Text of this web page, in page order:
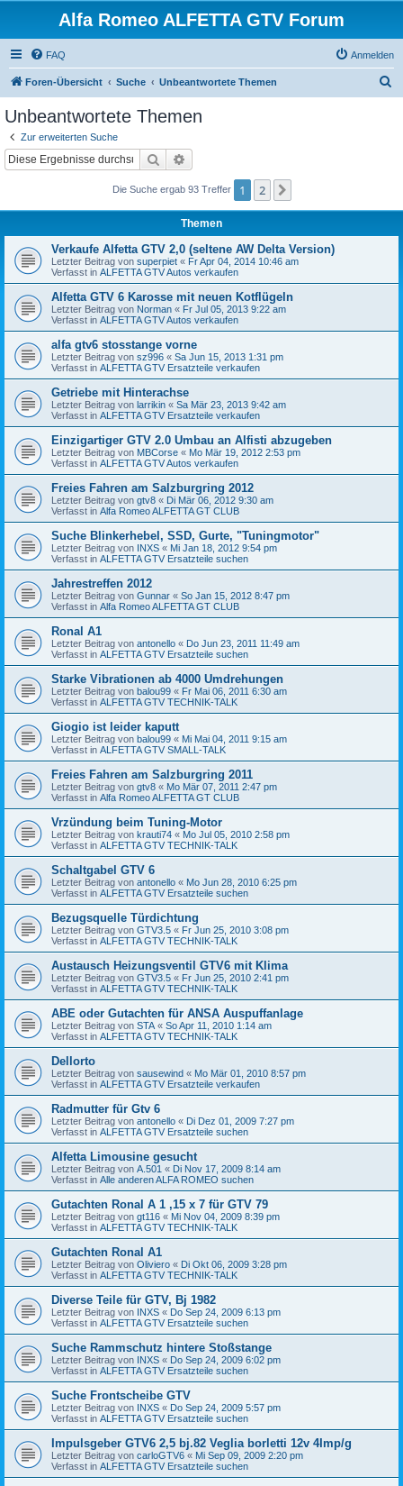
Alfa Romeo ALFETTA GTV Forum
FAQ Anmelden
Foren-Übersicht Suche Unbeantwortete Themen
Unbeantwortete Themen
Zur erweiterten Suche
Suche
Die Suche ergab 93 Treffer 1 2
Themen
Verkaufe Alfetta GTV 2,0 (seltene AW Delta Version)
Letzter Beitrag von superpiet « Fr Apr 04, 2014 10:46 am
Verfasst in ALFETTA GTV Autos verkaufen
Alfetta GTV 6 Karosse mit neuen Kotflügeln
Letzter Beitrag von Norman « Fr Jul 05, 2013 9:22 am
Verfasst in ALFETTA GTV Autos verkaufen
alfa gtv6 stosstange vorne
Letzter Beitrag von sz996 « Sa Jun 15, 2013 1:31 pm
Verfasst in ALFETTA GTV Ersatzteile verkaufen
Getriebe mit Hinterachse
Letzter Beitrag von larrikin « Sa Mär 23, 2013 9:42 am
Verfasst in ALFETTA GTV Ersatzteile verkaufen
Einzigartiger GTV 2.0 Umbau an Alfisti abzugeben
Letzter Beitrag von MBCorse « Mo Mär 19, 2012 2:53 pm
Verfasst in ALFETTA GTV Autos verkaufen
Freies Fahren am Salzburgring 2012
Letzter Beitrag von gtv8 « Di Mär 06, 2012 9:30 am
Verfasst in Alfa Romeo ALFETTA GT CLUB
Suche Blinkerhebel, SSD, Gurte, "Tuningmotor"
Letzter Beitrag von INXS « Mi Jan 18, 2012 9:54 pm
Verfasst in ALFETTA GTV Ersatzteile suchen
Jahrestreffen 2012
Letzter Beitrag von Gunnar « So Jan 15, 2012 8:47 pm
Verfasst in Alfa Romeo ALFETTA GT CLUB
Ronal A1
Letzter Beitrag von antonello « Do Jun 23, 2011 11:49 am
Verfasst in ALFETTA GTV Ersatzteile suchen
Starke Vibrationen ab 4000 Umdrehungen
Letzter Beitrag von balou99 « Fr Mai 06, 2011 6:30 am
Verfasst in ALFETTA GTV TECHNIK-TALK
Giogio ist leider kaputt
Letzter Beitrag von balou99 « Mi Mai 04, 2011 9:15 am
Verfasst in ALFETTA GTV SMALL-TALK
Freies Fahren am Salzburgring 2011
Letzter Beitrag von gtv8 « Mo Mär 07, 2011 2:47 pm
Verfasst in Alfa Romeo ALFETTA GT CLUB
Vrzündung beim Tuning-Motor
Letzter Beitrag von krauti74 « Mo Jul 05, 2010 2:58 pm
Verfasst in ALFETTA GTV TECHNIK-TALK
Schaltgabel GTV 6
Letzter Beitrag von antonello « Mo Jun 28, 2010 6:25 pm
Verfasst in ALFETTA GTV Ersatzteile suchen
Bezugsquelle Türdichtung
Letzter Beitrag von GTV3.5 « Fr Jun 25, 2010 3:08 pm
Verfasst in ALFETTA GTV TECHNIK-TALK
Austausch Heizungsventil GTV6 mit Klima
Letzter Beitrag von GTV3.5 « Fr Jun 25, 2010 2:41 pm
Verfasst in ALFETTA GTV TECHNIK-TALK
ABE oder Gutachten für ANSA Auspuffanlage
Letzter Beitrag von STA « So Apr 11, 2010 1:14 am
Verfasst in ALFETTA GTV TECHNIK-TALK
Dellorto
Letzter Beitrag von sausewind « Mo Mär 01, 2010 8:57 pm
Verfasst in ALFETTA GTV Ersatzteile verkaufen
Radmutter für Gtv 6
Letzter Beitrag von antonello « Di Dez 01, 2009 7:27 pm
Verfasst in ALFETTA GTV Ersatzteile suchen
Alfetta Limousine gesucht
Letzter Beitrag von A.501 « Di Nov 17, 2009 8:14 am
Verfasst in Alle anderen ALFA ROMEO suchen
Gutachten Ronal A 1 ,15 x 7 für GTV 79
Letzter Beitrag von gt116 « Mi Nov 04, 2009 8:39 pm
Verfasst in ALFETTA GTV TECHNIK-TALK
Gutachten Ronal A1
Letzter Beitrag von Oliviero « Di Okt 06, 2009 3:28 pm
Verfasst in ALFETTA GTV TECHNIK-TALK
Diverse Teile für GTV, Bj 1982
Letzter Beitrag von INXS « Do Sep 24, 2009 6:13 pm
Verfasst in ALFETTA GTV Ersatzteile suchen
Suche Rammschutz hintere Stoßstange
Letzter Beitrag von INXS « Do Sep 24, 2009 6:02 pm
Verfasst in ALFETTA GTV Ersatzteile suchen
Suche Frontscheibe GTV
Letzter Beitrag von INXS « Do Sep 24, 2009 5:57 pm
Verfasst in ALFETTA GTV Ersatzteile suchen
Impulsgeber GTV6 2,5 bj.82 Veglia borletti 12v 4Imp/g
Letzter Beitrag von carloGTV6 « Mi Sep 09, 2009 2:20 pm
Verfasst in ALFETTA GTV Ersatzteile suchen